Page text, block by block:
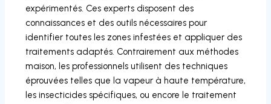
expérimentés. Ces experts disposent des
connaissances et des outils nécessaires pour
identifier toutes les zones infestées et appliquer des
traitements adaptés. Contrairement aux méthodes
maison, les professionnels utilisent des techniques
éprouvées telles que la vapeur à haute température,
les insecticides spécifiques, ou encore le traitement